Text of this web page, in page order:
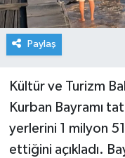
Paylaş
Kültür ve Turizm
Kurban Bayramı
yerlerini 1 milyon
ettiğini açıkladı.